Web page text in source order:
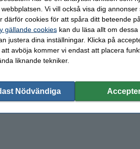
Vi vill också visa dig
därför cookies för att spåra ditt beteende
gällande cookieskan du läsa allt om dessa
justera dina inställningar. Klicka på
avböja kommer vi endast att placera
liknande tekniker.
Nödvändiga